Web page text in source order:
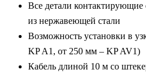
Все детали
из нержавеющей стали
Возможность установки в
KP A1, от 250 мм – KP AV1)
Кабель длиной 10 м со